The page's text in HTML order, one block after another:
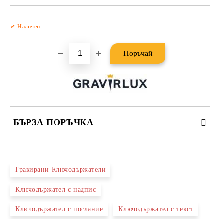
✔ Наличен
БЪРЗА ПОРЪЧКА
Ние ще се свържем с вас в рамките на работния ден.
Гравирани Ключодържатели
Ключодържател с надпис
Ключодържател с послание Ключодържател с текст